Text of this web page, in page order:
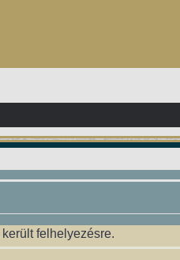
került felhelyezésre.